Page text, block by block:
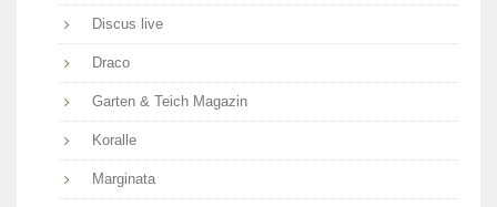
Discus live
Draco
Garten & Teich Magazin
Koralle
Marginata